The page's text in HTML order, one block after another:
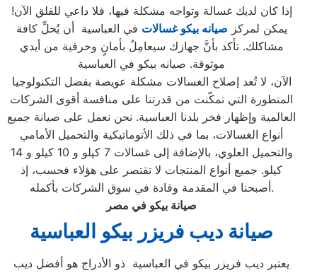
إذا كان لديك غسالة وتواجه مشكلة فيها، فلا داعي للقلق الآن!
يمكن لمركز صيانه بيكو غسالات في العباسية أن يُحلِّ كافة
مشاكلك. تأكد بأنَّ جهازك سيعامِلُ بأمانٍ وحرفية من أيدي
موثوقة. صيانه بيكو في العباسية
الآن، لا تُعد إصلاح الغسالات مشكلة عويصة بفضل التكنولوجيا
المتطورة التي تمكّنت من قدرتنا على منافسة أقوى الشركات
العالمية وإظهار فخر بلدنا العباسية. نحن نعمل على صيانة جميع
أنواع الغسالات، بما في ذلك الأتوماتيكية والتحميل الأمامي
والتحميل العلوي، بالإضافة إلى غسالات 7 كيلو و 10 كيلو و 14
كيلو. جميع أنواع المنتجات لا تقتصر على هؤلاء فحسب، إذ
أصبحنا في المقدمة وقادة في سوق الشركات بأكمله.
صيانة بيكو في مصر
صيانة ديب فريزر بيكو العباسية
يعتبر ديب فريزر بيكو في العباسية ذو الأدراج هو أفضل ديب